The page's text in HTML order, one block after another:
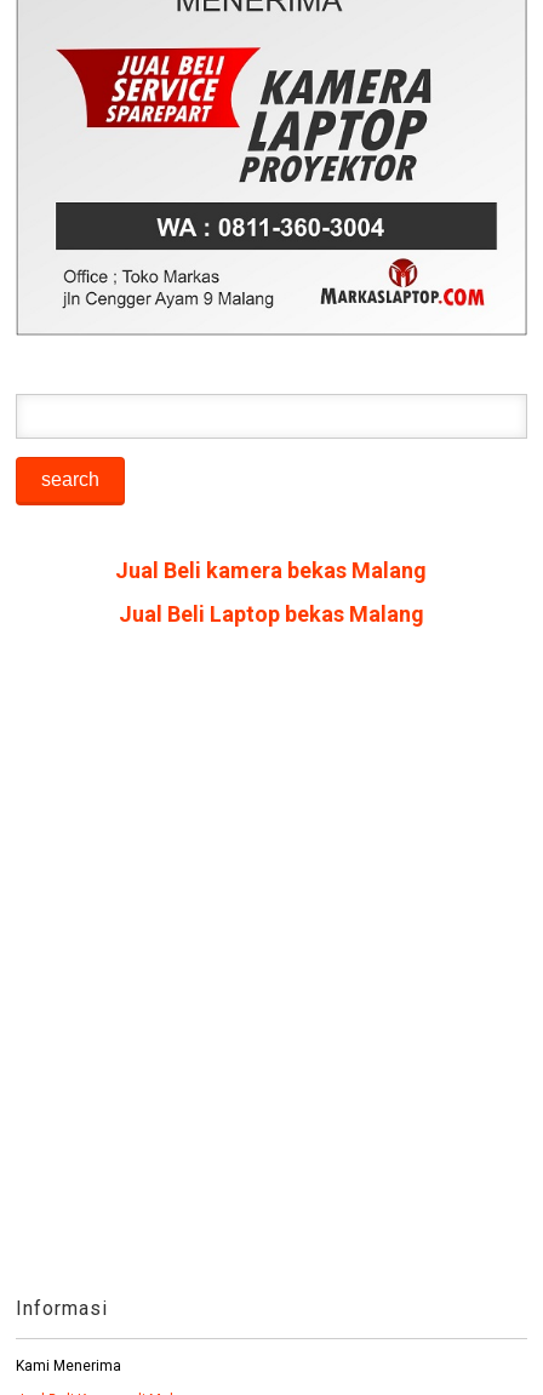
Jual Beli kamera bekas Malang
Jual Beli Laptop bekas Malang
Informasi
Kami Menerima